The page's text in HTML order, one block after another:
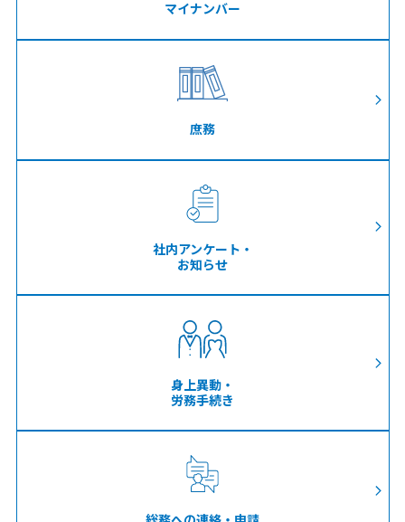
マイナンバー
庶務
社内アンケート・
お知らせ
身上異動・
労務手続き